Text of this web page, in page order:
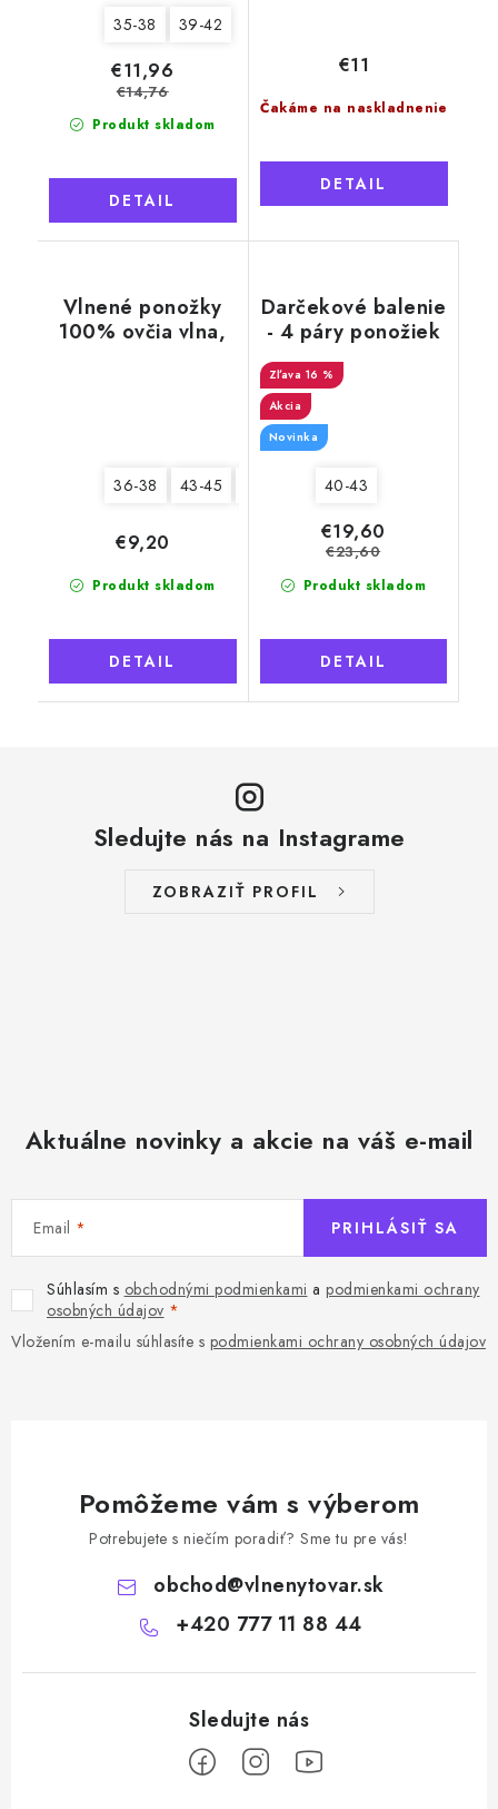
35-38 39-42
Produkt skladom
€11,96
€14,76
DETAIL
Čakáme na naskladnenie
€11
DETAIL
Vlnené ponožky
100% ovčia vlna,
36-38 43-45
Produkt skladom
€9,20
DETAIL
Darčekové balenie
- 4 páry ponožiek
Merino Natural
Wool 6 pre mužov
16 %
Akcia
Novinka
40-43
Produkt skladom
€19,60
€23,60
DETAIL
Sledujte nás na Instagrame
ZOBRAZIŤ PROFIL
Aktuálne novinky a akcie na váš e-mail
Email
Súhlasím s obchodnými podmienkami a podmienkami ochrany
osobných údajov
Vložením e-mailu súhlasíte s podmienkami ochrany osobných údajov
PRIHLÁSIŤ SA
Pomôžeme vám s výberom
Potrebujete s niečím poradiť? Sme tu pre vás!
obchod@vlnenytovar.sk
+420 777 11 88 44